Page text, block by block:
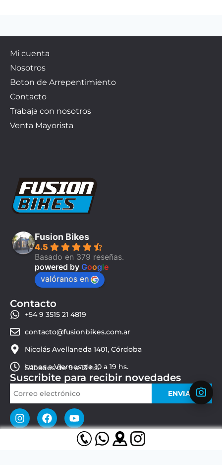
Mi cuenta
Nosotros
Boton de Arrepentimiento
Contacto
Trabaja con nosotros
Venta Mayorista
Fusion Bikes
4.5
Basado en 379 reseñas.
powered by Google
valóranos en
Contacto
+54 9 3515 21 4819
contacto@fusionbikes.com.ar
Nicolás Avellaneda 1401, Córdoba
Lunes a Viernes de 10 a 19 hs.
Sábados de 9 a 13 hs.
Suscribite para recibir novedades
ENVIAR
© 2026 Fusion Bikes